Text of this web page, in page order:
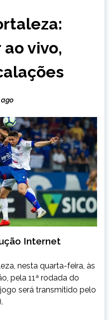
vivo,
ago
Internet
nesta quarta-feira, às
pela 11ª rodada do
será transmitido pelo